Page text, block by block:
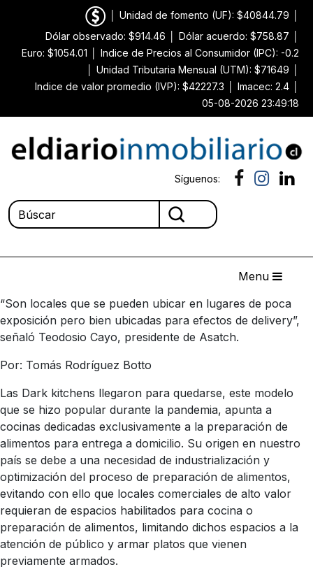
Unidad de fomento (UF): $40844.79
Dólar observado: $914.46
Dólar acuerdo: $758.87
Euro: $1054.01
Indice de Precios al Consumidor (IPC): -0.2
Unidad Tributaria Mensual (UTM): $71649
Indice de valor promedio (IVP): $42227.3
Imacec: 2.4
05-08-2026 23:49:18
Síguenos:
Menu
“Son locales que se pueden ubicar en lugares de poca
exposición pero bien ubicadas para efectos de delivery”,
señaló Teodosio Cayo, presidente de Asatch.
Por: Tomás Rodríguez Botto
Las Dark kitchens llegaron para quedarse, este modelo
que se hizo popular durante la pandemia, apunta a
cocinas dedicadas exclusivamente a la preparación de
alimentos para entrega a domicilio. Su origen en nuestro
país se debe a una necesidad de industrialización y
optimización del proceso de preparación de alimentos,
evitando con ello que locales comerciales de alto valor
requieran de espacios habilitados para cocina o
preparación de alimentos, limitando dichos espacios a la
atención de público y armar platos que vienen
previamente armados.